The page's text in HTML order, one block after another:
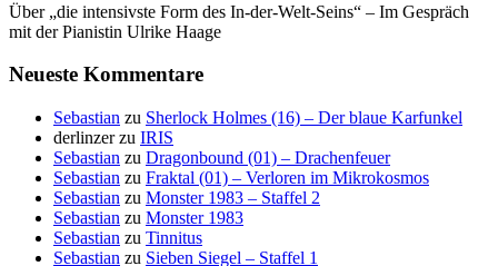
Über „die intensivste Form des In-der-Welt-Seins“ – Im Gespräch
mit der Pianistin Ulrike Haage
Neueste Kommentare
Sebastian zu Sherlock Holmes (16) – Der blaue Karfunkel
derlinzerzu IRIS
Sebastian zu Dragonbound (01) – Drachenfeuer
Sebastian zu Fraktal (01) – Verloren im Mikrokosmos
Sebastian zu Monster 1983 – Staffel 2
Sebastian zu Monster 1983
Sebastian zu Tinnitus
Sebastian zu Sieben Siegel – Staffel 1